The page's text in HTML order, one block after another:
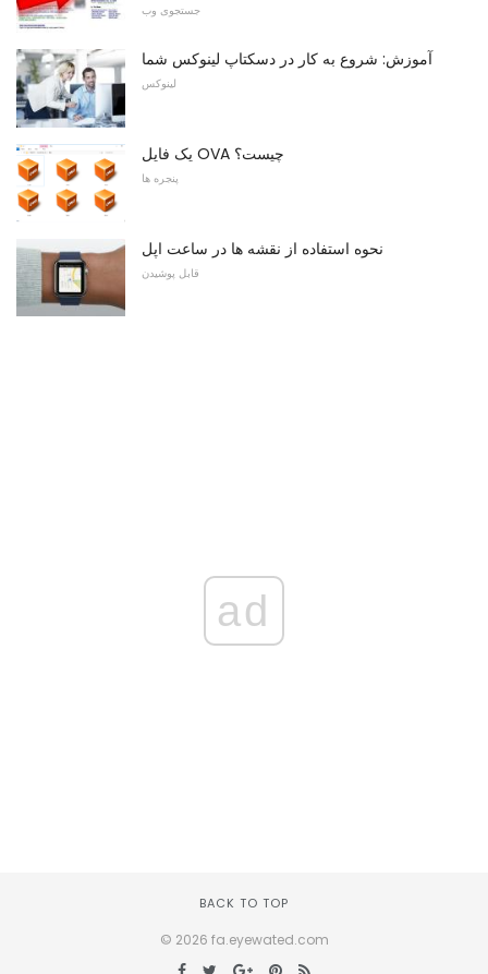
جستجوی وب
آموزش: شروع به کار در دسکتاپ لینوکس شما
لینوکس
یک فایل OVA چیست؟
پنجره ها
نحوه استفاده از نقشه ها در ساعت اپل
قابل پوشیدن
ad
BACK TO TOP
© 2026 fa.eyewated.com